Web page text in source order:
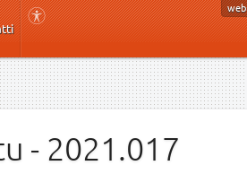
web
- 2021.017